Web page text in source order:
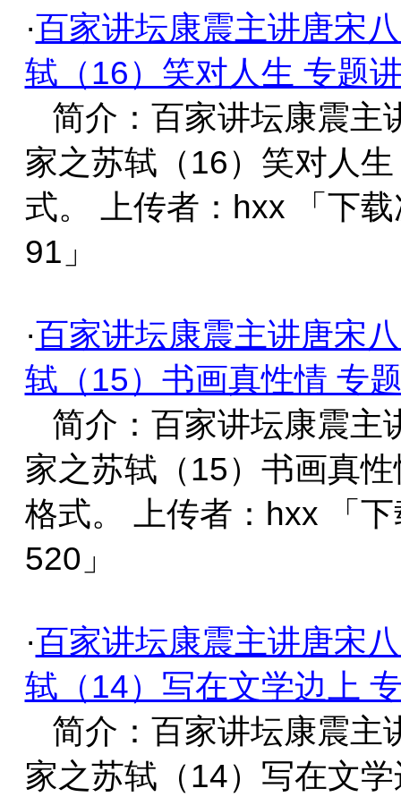
·百家讲坛康震主讲唐宋
轼（16）笑对人生 专题
简介：百家讲坛康震主
家之苏轼（16）笑对人
式。 上传者：hxx 「下
91」
·百家讲坛康震主讲唐宋
轼（15）书画真性情 专
简介：百家讲坛康震主
家之苏轼（15）书画真
格式。 上传者：hxx 「
520」
·百家讲坛康震主讲唐宋
轼（14）写在文学边上
简介：百家讲坛康震主
家之苏轼（14）写在文